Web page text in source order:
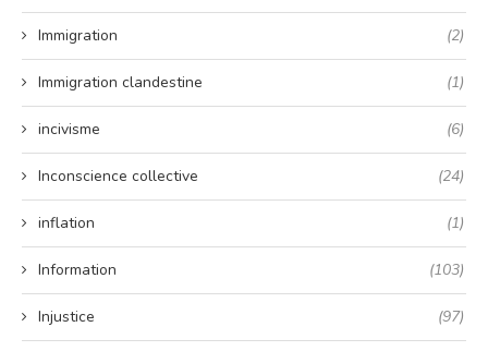
Immigration (2)
Immigration clandestine (1)
incivisme (6)
Inconscience collective (24)
inflation (1)
Information (103)
Injustice (97)